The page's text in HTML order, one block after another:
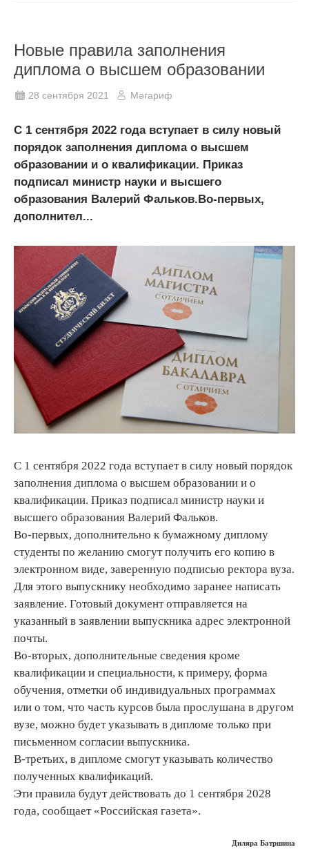
Новые правила заполнения
диплома о высшем образовании
28 сентября 2021 Мәгариф
С 1 сентября 2022 года вступает в силу новый
порядок заполнения диплома о высшем
образовании и о квалификации. Приказ
подписал министр науки и высшего
образования Валерий Фальков.Во-первых,
дополнител...
С 1 сентября 2022 года вступает в силу новый порядок
заполнения диплома о высшем образовании и о
квалификации. Приказ подписал министр науки и
высшего образования Валерий Фальков.
Во-первых, дополнительно к бумажному диплому
студенты по желанию смогут получить его копию в
электронном виде, заверенную подписью ректора вуза.
Для этого выпускнику необходимо заранее написать
заявление. Готовый документ отправляется на
указанный в заявлении выпускника адрес электронной
почты.
Во-вторых, дополнительные сведения кроме
квалификации и специальности, к примеру, форма
обучения, отметки об индивидуальных программах
или о том, что часть курсов была прослушана в другом
вузе, можно будет указывать в дипломе только при
письменном согласии выпускника.
В-третьих, в дипломе смогут указывать количество
полученных квалификаций.
Эти правила будут действовать до 1 сентября 2028
года, сообщает «Российская газета».
Диляра Батршина